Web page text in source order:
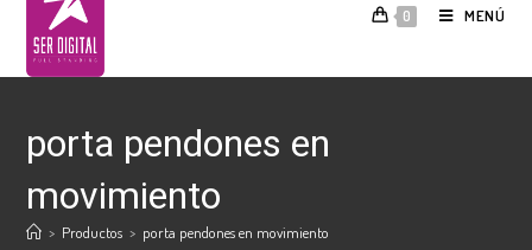
0 MENÚ
porta pendones en
movimiento
> Productos > porta pendones en movimiento